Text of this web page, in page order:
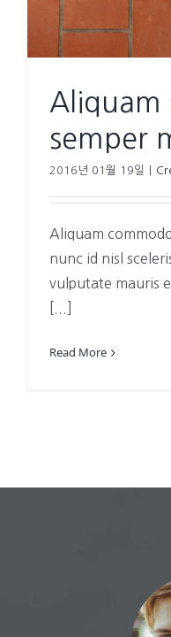
Aliquam
semper
2016년 01월 19일
Aliquam
nunc id nisl
vulputate mauris
Read More